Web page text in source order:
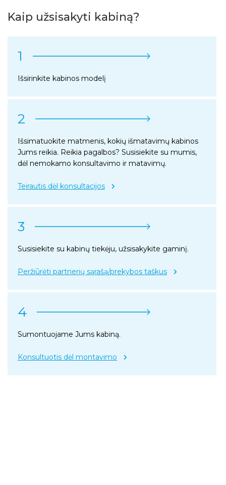
Kaip užsisakyti kabiną?
1
Išsirinkite kabinos modelį
2
Išsimatuokite matmenis, kokių išmatavimų kabinos
Jums reikia. Reikia pagalbos? Susisiekite su mumis,
dėl nemokamo konsultavimo ir matavimų.
Teirautis dėl konsultacijos
3
Susisiekite su kabinų tiekėju, užsisakykite gaminį.
Peržiūrėti partnerių sąrašą/prekybos taškus
4
Sumontuojame Jums kabiną.
Konsultuotis dėl montavimo